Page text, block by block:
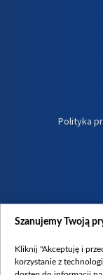
Polityka
Szanujemy Twoją
Kliknij "Akceptuję i
korzystanie z